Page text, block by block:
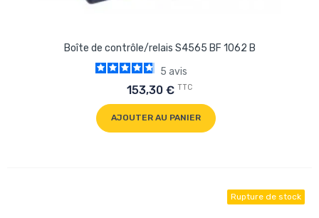
Boîte de contrôle/relais S4565 BF 1062 B
5 avis
153,30 € TTC
AJOUTER AU PANIER
Rupture de stock